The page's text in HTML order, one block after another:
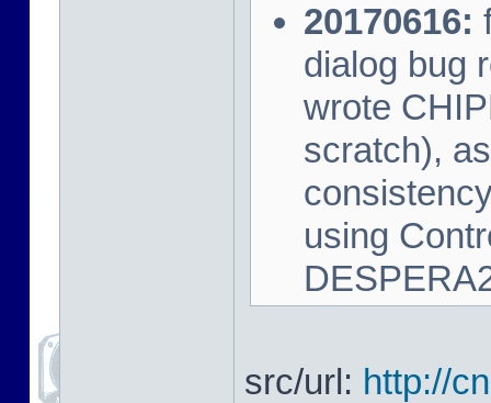
20170616:
dialog bug
wrote
scratch),
using
src/url: http://